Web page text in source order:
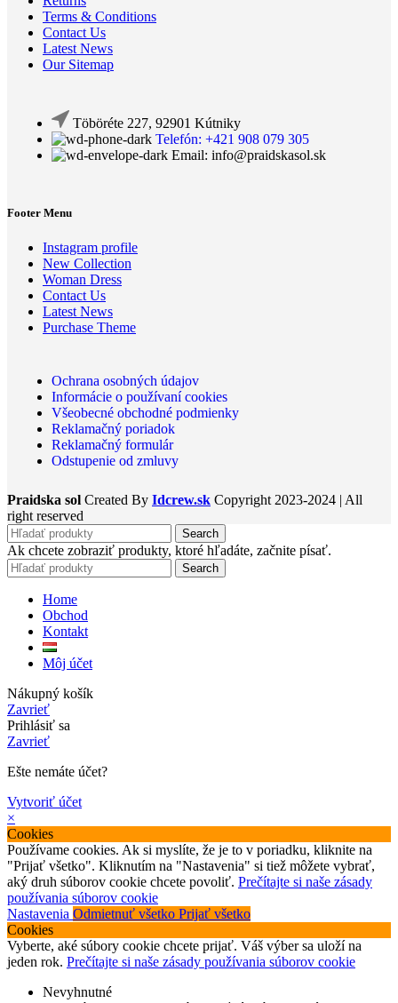
Terms & Conditions
Contact Us
Latest News
Our Sitemap
Töböréte 227, 92901 Kútniky
Telefón: +421 908 079 305
Email: info@praidskasol.sk
Footer Menu
Instagram profile
New Collection
Woman Dress
Contact Us
Latest News
Purchase Theme
Ochrana osobných údajov
Informácie o používaní cookies
Všeobecné obchodné podmienky
Reklamačný poriadok
Reklamačný formulár
Odstupenie od zmluvy
Praidska sol Created By Idcrew.sk Copyright 2023-2024 | All
right reserved
Search
Ak chcete zobraziť produkty, ktoré hľadáte, začnite písať.
Search
Home
Obchod
Kontakt
Môj účet
Nákupný košík
Zavrieť
Prihlásiť sa
Zavrieť
Ešte nemáte účet?
Vytvoriť účet
×
Cookies
Používame cookies. Ak si myslíte, že je to v poriadku, kliknite na
"Prijať všetko". Kliknutím na "Nastavenia" si tiež môžete vybrať,
aký druh súborov cookie chcete povoliť. Prečítajte si naše zásady
používania súborov cookie
Nastavenia Odmietnuť všetko Prijať všetko
Cookies
Vyberte, aké súbory cookie chcete prijať. Váš výber sa uloží na
jeden rok. Prečítajte si naše zásady používania súborov cookie
Nevyhnutné